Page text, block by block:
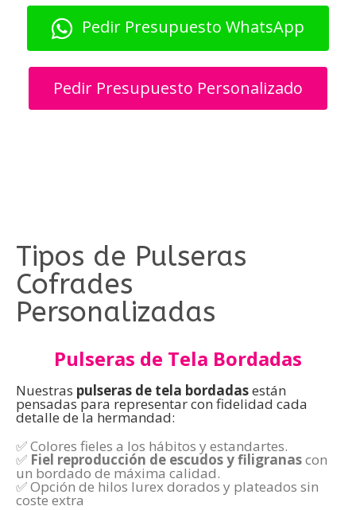
Pedir Presupuesto WhatsApp
Pedir Presupuesto Personalizado
Tipos de Pulseras
Cofrades
Personalizadas
Pulseras de Tela Bordadas
Nuestras pulseras de tela bordadasestán
pensadas para representar con fidelidad cada
detalle de la hermandad:
✅ Colores fieles a los hábitos y estandartes.
✅ Fiel reproducción de escudos y filigranascon
un bordado de máxima calidad.
✅ Opción de hilos lurex dorados y plateados sin
coste extra